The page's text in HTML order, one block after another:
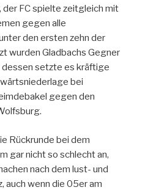
FC spielte zeitgleich mit
gegen alle
den ersten zehn der
wurden Gladbachs Gegner
dessen setzte es kräftige
bei
gegen den
Rückrunde bei dem
gar nicht so schlecht an,
nach dem lust- und
auch wenn die 05er am